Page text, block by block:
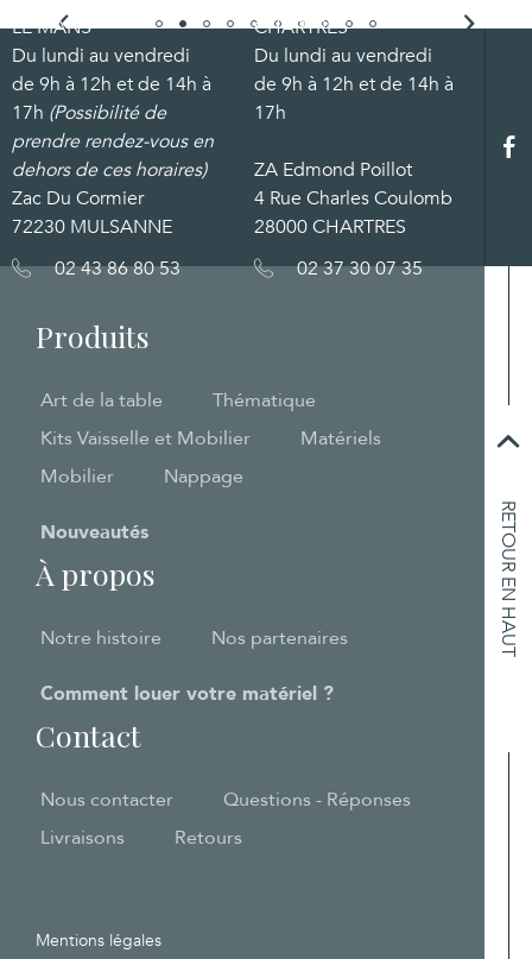
RETOUR EN HAUT
Produits
Art de la table
Thématique
Kits Vaisselle et Mobilier
Matériels
Mobilier
Nappage
Nouveautés
À propos
Notre histoire Nos partenaires
Comment louer votre matériel ?
Contact
Nous contacter
Questions - Réponses
Livraisons
Retours
Mentions légales
LE MANS
Du lundi au vendredi
de 9h à 12h et de 14h à
17h (Possibilité de
prendre rendez-vous en
dehors de ces horaires)
Zac Du Cormier
72230 MULSANNE
02 43 86 80 53
CHARTRES
Du lundi au vendredi
de 9h à 12h et de 14h à
17h
ZA Edmond Poillot
4 Rue Charles Coulomb
28000 CHARTRES
02 37 30 07 35